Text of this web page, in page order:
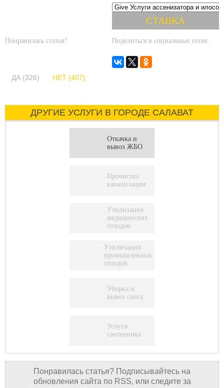
Понравилась статья?
ДА (326) НЕТ (407)
Поделиться в социальных сетях:
ДРУГИЕ УСЛУГИ В ГОРОДЕ САЛАВАТ
Откачка и
вывоз ЖБО
Прочистка
канализации
Утилизация
медицинских
отходов
Утилизация
промышленных
отходов
Уборка и
вывоз снега
Услуги
сантехника
Понравилась статья? Подписывайтесь на
обновления сайта по RSS, или следите за